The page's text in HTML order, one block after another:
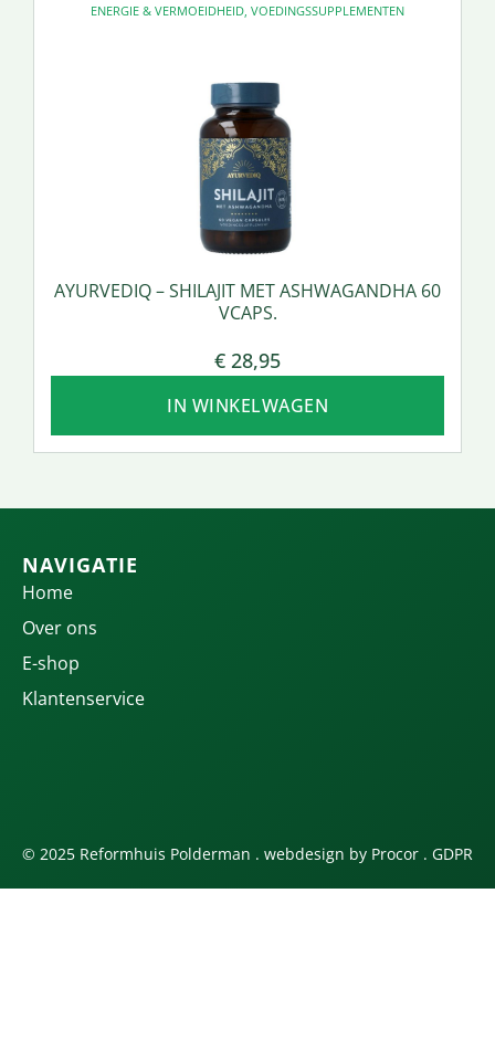
ENERGIE & VERMOEIDHEID, VOEDINGSSUPPLEMENTEN
AYURVEDIQ – SHILAJIT MET ASHWAGANDHA 60
VCAPS.
€ 28,95
IN WINKELWAGEN
NAVIGATIE
Home
Over ons
E-shop
Klantenservice
© 2025 Reformhuis Polderman . webdesign by Procor . GDPR